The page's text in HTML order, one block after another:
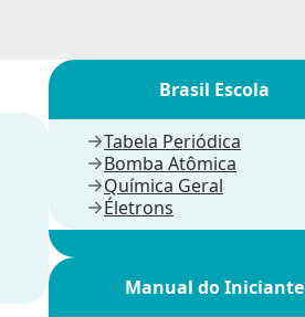
Brasil Escola
Tabela Periódica
Bomba Atômica
Química Geral
Életrons
Manual do Iniciante